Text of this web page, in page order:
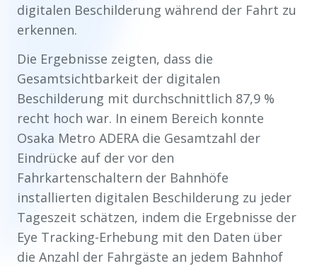
digitalen Beschilderung während der Fahrt zu
erkennen.
Die Ergebnisse zeigten, dass die
Gesamtsichtbarkeit der digitalen
Beschilderung mit durchschnittlich 87,9 %
recht hoch war. In einem Bereich konnte
Osaka Metro ADERA die Gesamtzahl der
Eindrücke auf der vor den
Fahrkartenschaltern der Bahnhöfe
installierten digitalen Beschilderung zu jeder
Tageszeit schätzen, indem die Ergebnisse der
Eye Tracking-Erhebung mit den Daten über
die Anzahl der Fahrgäste an jedem Bahnhof